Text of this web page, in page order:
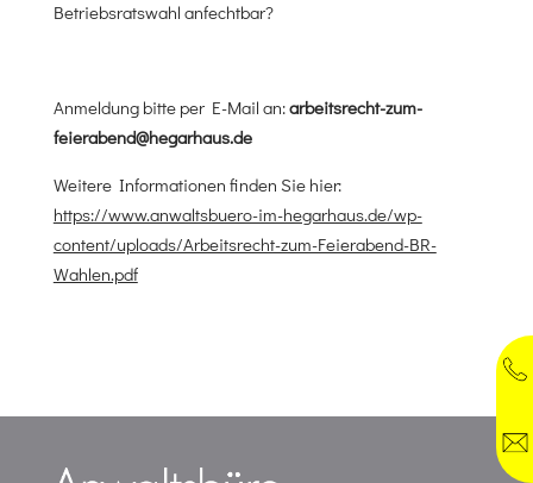
Betriebsratswahl anfechtbar?
Anmeldung bitte per E-Mail an:arbeitsrecht-zum-
feierabend@hegarhaus.de
Weitere Informationen finden Sie hier:
https://www.anwaltsbuero-im-hegarhaus.de/wp-
content/uploads/Arbeitsrecht-zum-Feierabend-BR-
Wahlen.pdf